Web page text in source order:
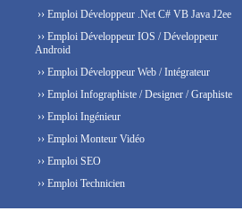
›› Emploi Développeur .Net C# VB Java J2ee
›› Emploi Développeur IOS / Développeur
Android
›› Emploi Développeur Web / Intégrateur
›› Emploi Infographiste / Designer / Graphiste
›› Emploi Ingénieur
›› Emploi Monteur Vidéo
›› Emploi SEO
›› Emploi Technicien